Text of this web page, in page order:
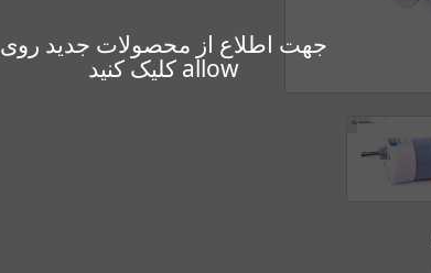
جهت اطلاع از محصولات جدید روی
allow کلیک کنید